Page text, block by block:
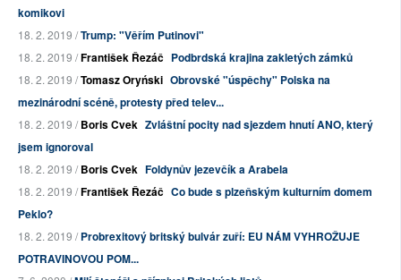
komikovi
18. 2. 2019 /Trump: "Věřím Putinovi"
18. 2. 2019 /František Řezáč Podbrdská krajina zakletých zámků
18. 2. 2019 /Tomasz Oryński Obrovské "úspěchy" Polska na
mezinárodní scéně, protesty před telev...
18. 2. 2019 /Boris Cvek Zvláštní pocity nad sjezdem hnutí ANO, který
jsem ignoroval
18. 2. 2019 /Boris Cvek Foldynův jezevčík a Arabela
18. 2. 2019 /František Řezáč Co bude s plzeňským kulturním domem
Peklo?
18. 2. 2019 /Probrexitový britský bulvár zuří: EU NÁM VYHROŽUJE
POTRAVINOVOU POM...